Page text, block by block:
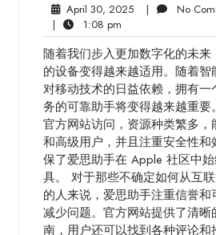
April 30, 2025April
2025
| No
|
1:08 pm
pm
随着我们步入更加数字化的未
的设备变得越来越适用。随着
对移动技术的日益依赖，拥有
务的可靠助手将变得越来越重
官方网站访问，资源种类繁多
和高级用户，并且注重安全性和
保了爱思助手在 Apple 社区中
具。 对于那些不确定如何从互
的人来说，爱思助手注重信誉
减少问题。官方网站提供了清晰
南，用户还可以找到各种评论和